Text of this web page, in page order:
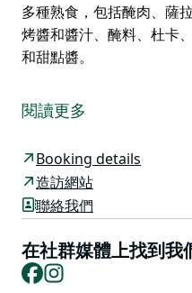
多種熟食，包括醃肉、薩
烤醬和醬汁、醃料、杜卡
和甜點醬。
房，位於佔地 100 英畝的
儲藏室，週四至週一供應
這家咖啡館以其令人垂涎
包括排骨和牛胸肉等低速
三明治、烤麵包和熟食盤。
水噴泉的庭院裡放鬆身心
葡萄園裡享受野餐式美食或
閱讀更多
Booking details
造訪網站
聯絡我們
在社群媒體上找到我
Facebook